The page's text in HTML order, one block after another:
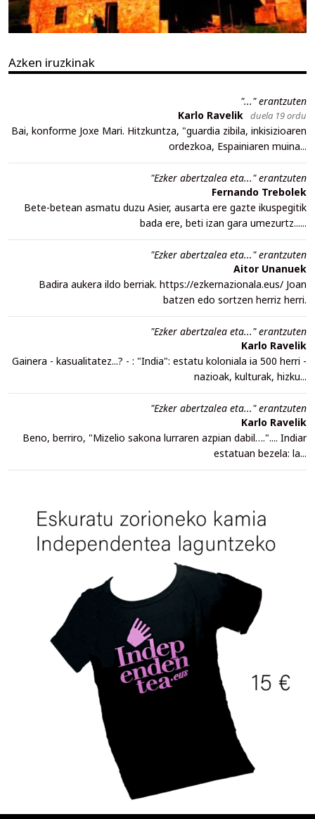
Azken iruzkinak
"..." erantzuten
Karlo Ravelik duela 19 ordu
Bai, konforme Joxe Mari. Hitzkuntza, "guardia zibila, inkisizioaren
ordezkoa, Espainiaren muina...
"Ezker abertzalea eta..." erantzuten
Fernando Trebolek
Bete-betean asmatu duzu Asier, ausarta ere gazte ikuspegitik
bada ere, beti izan gara umezurtz......
"Ezker abertzalea eta..." erantzuten
Aitor Unanuek
Badira aukera ildo berriak. https://ezkernazionala.eus/ Joan
batzen edo sortzen herriz herri.
"Ezker abertzalea eta..." erantzuten
Karlo Ravelik
Gainera - kasualitatez...? - : "India": estatu koloniala ia 500 herri -
nazioak, kulturak, hizku...
"Ezker abertzalea eta..." erantzuten
Karlo Ravelik
Beno, berriro, "Mizelio sakona lurraren azpian dabil….".... Indiar
estatuan bezela: la...